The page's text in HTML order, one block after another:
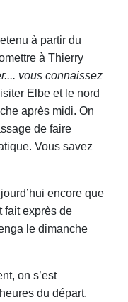
à partir du
à Thierry
vous connaissez
Elbe et le nord
après midi. On
de faire
Vous savez
encore que
fait exprès de
le dimanche
on s’est
du départ.